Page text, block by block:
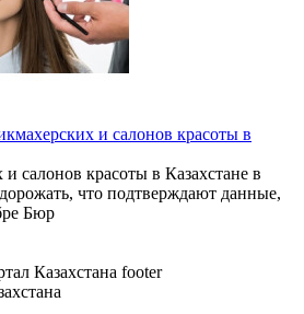
и салонов красоты в
салонов красоты в Казахстане в
что подтверждают данные,
Бюр